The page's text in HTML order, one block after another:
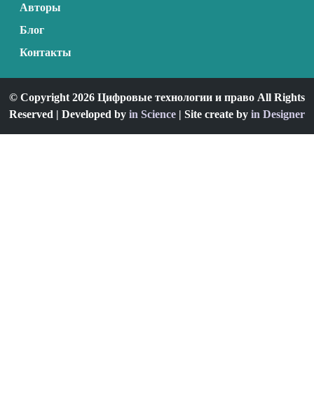
Авторы
Блог
Контакты
© Copyright 2026 Цифровые технологии и право All Rights
Reserved | Developed by in Science | Site create by in Designer